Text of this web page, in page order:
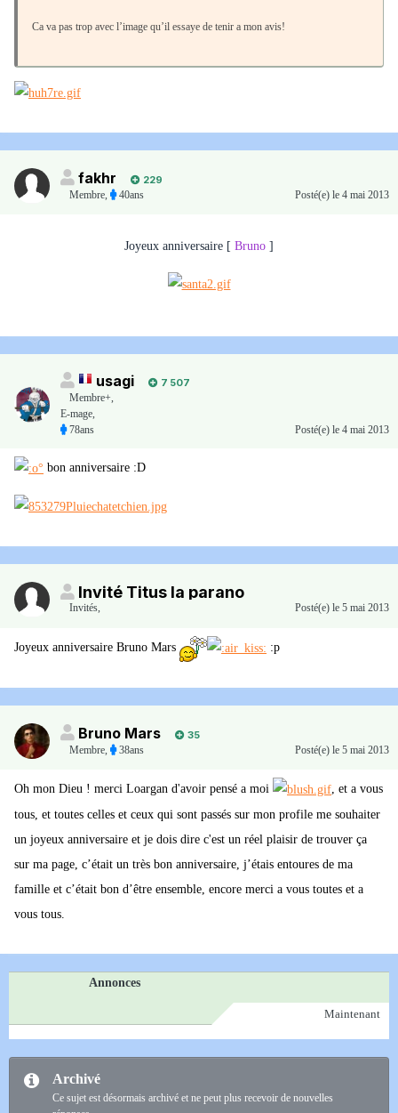
Ca va pas trop avec l’image qu’il essaye de tenir a mon avis!
fakhr
229
Membre, 40ans Posté(e) le 4 mai 2013
Joyeux anniversaire [ Bruno ]
usagi
7 507
Membre+,
E-mage,
78ans
Posté(e) le 4 mai 2013
bon anniversaire :D
Invité Titus la parano
Invités, Posté(e) le 5 mai 2013
Joyeux anniversaire Bruno Mars :p
Bruno Mars
35
Membre, 38ans Posté(e) le 5 mai 2013
Oh mon Dieu ! merci Loargan d'avoir pensé a moi
, et a vous
tous, et toutes celles et ceux qui sont passés sur mon profile me souhaiter
un joyeux anniversaire et je dois dire c'est un réel plaisir de trouver ça
sur ma page, c’était un très bon anniversaire, j’étais entoures de ma
famille et c’était bon d’être ensemble, encore merci a vous toutes et a
vous tous.
Annonces
Maintenant
Archivé
Ce sujet est désormais archivé et ne peut plus recevoir de nouvelles